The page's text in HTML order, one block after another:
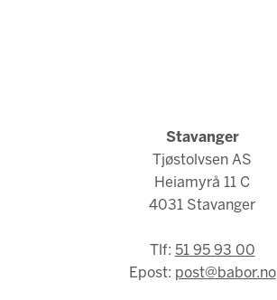
Stavanger
Tjøstolvsen AS
Heiamyrå 11 C
4031 Stavanger
Tlf: 51 95 93 00
Epost: post@babor.no